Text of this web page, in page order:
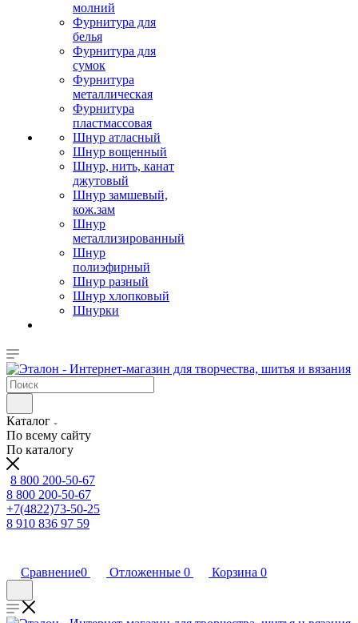
молний
Фурнитура для
белья
Фурнитура для
сумок
Фурнитура
металлическая
Фурнитура
пластмассовая
Шнур атласный
Шнур вощенный
Шнур, нить, канат
джутовый
Шнур замшевый,
кож.зам
Шнур
металлизированный
Шнур
полиэфирный
Шнур разный
Шнур хлопковый
Шнурки
Каталог
По всему сайту
По каталогу
8 800 200-50-67
8 800 200-50-67
+7(4822)73-50-25
8 910 836 97 59
Сравнение0 Отложенные 0 Корзина 0